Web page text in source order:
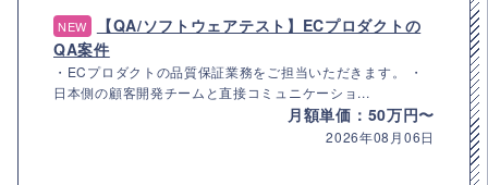
NEW
【QA/ソフトウェアテスト】ECプロダクトの
QA案件
・ECプロダクトの品質保証業務をご担当いただきます。 ・
日本側の顧客開発チームと直接コミュニケーショ...
月額単価：50万円〜
2026年08月06日